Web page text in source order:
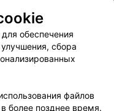
Способы оплаты
103.by
данных
обеспечения
улучшения, сбора
файлов
более позднее время.